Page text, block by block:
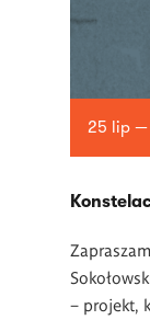
25 lip —
– projekt,